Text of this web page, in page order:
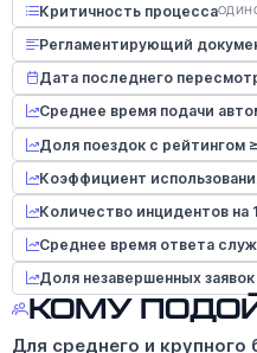
Критичность процесса
Регламентирующий
Дата последнего
Среднее время подачи
Доля поездок с рейтингом ≥
Коэффициент
Количество инцидентов на
Среднее время ответа
Доля незавершенных
Кому
Для среднего и крупного